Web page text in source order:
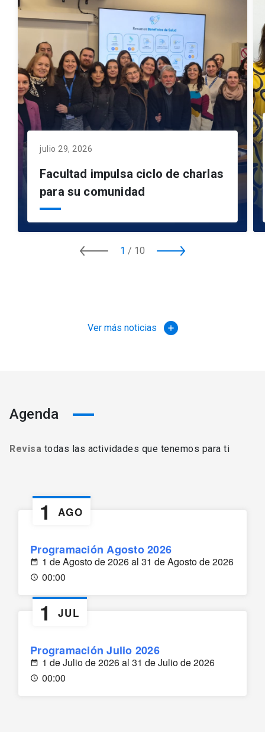
julio 29, 2026
Facultad impulsa ciclo de charlas
para su comunidad
1 / 10
Ver más noticias add
Agenda
Revisa todas las actividades que tenemos para ti
1 AGO
Programación Agosto 2026
1 de Agosto de 2026 al 31 de Agosto de 2026
00:00
1 JUL
Programación Julio 2026
1 de Julio de 2026 al 31 de Julio de 2026
00:00